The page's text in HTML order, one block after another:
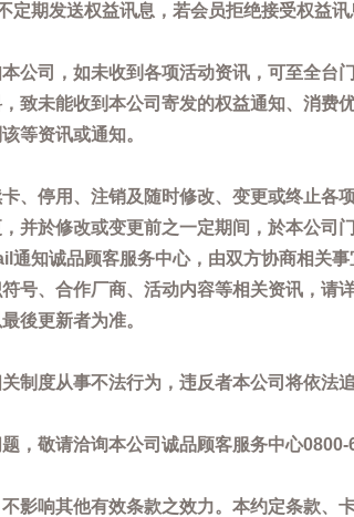
定期发送权益讯息，若会员拒绝接受权益
公司，如未收到各项活动资讯，可至全
致未能收到本公司寄发的权益通知、消
等资讯或通知。
、停用、注销及随时修改、变更或终止
并於修改或变更前之一定期间，於本公
通知诚品顾客服务中心，由双方协商相关
号、合作厂商、活动内容等相关资讯，
後更新者为准。
制度从事不法行为，违反者本公司将依法追
，敬请洽询本公司诚品顾客服务中心0800-
影响其他有效条款之效力。本约定条款、